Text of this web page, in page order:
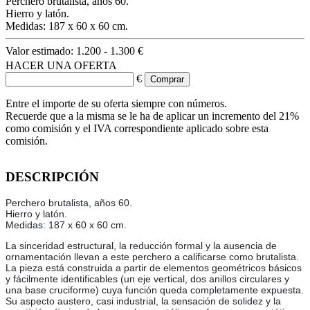
Hierro y latón.
Medidas: 187 x 60 x 60 cm.
Valor estimado: 1.200 - 1.300 €
HACER UNA OFERTA
€
Entre el importe de su oferta siempre con números.
Recuerde que a la misma se le ha de aplicar un incremento del 21%
como comisión y el IVA correspondiente aplicado sobre esta
comisión.
DESCRIPCIÓN
Perchero brutalista, años 60.
Hierro y latón.
Medidas: 187 x 60 x 60 cm.
La sinceridad estructural, la reducción formal y la ausencia de
ornamentación llevan a este perchero a calificarse como brutalista.
La pieza está construida a partir de elementos geométricos básicos
y fácilmente identificables (un eje vertical, dos anillos circulares y
una base cruciforme) cuya función queda completamente expuesta.
Su aspecto austero, casi industrial, la sensación de solidez y la